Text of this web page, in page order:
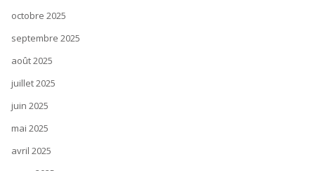
octobre 2025
septembre 2025
août 2025
juillet 2025
juin 2025
mai 2025
avril 2025